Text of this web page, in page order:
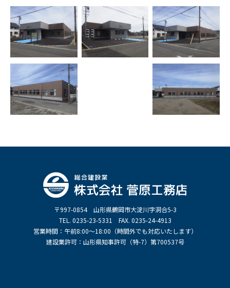
〒997-0854 山形県鶴岡市大淀川字洞合5-3
TEL. 0235-23-5331 FAX. 0235-24-4913
営業時間：午前8:00～18:00（時間外でも対応いたします）
建設業許可：山形県知事許可（特-7）第700537号